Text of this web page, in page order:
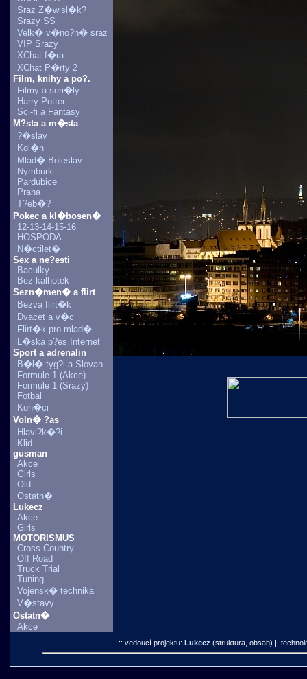
Sraz Z�wisl�k?
Srazy SS
Velk� v�no?n� sraz
VIP Srazy
XChat f�ra
XChat P�rty 2
Film, knihy a po?.
Filmy a seri�ly
Harry Potter
Sci-fi a Fantasy
M?sta a m�sta
?�slav
Kol�n
Mlad� Boleslav
Nymburk
Pardubice
Praha
T?eb�?
Pokec a kl�bosen�
12-13-14-15-16
HOSPODA
N�ctilet�
Sex a ne?esti
Baculky
Bez kalhotek
Sezn�men� a flirt
Bezva flirt�k
Dvacet a v�c
Flirt�k pro mlad�
L�ska p?es Internet
Sport a adrenalin
B�l� tyg?i a Slovan
Formule 1 (Akce)
Formule 1 (Srazy)
Fotbal
Kon�ci
Voln� ?as
Hlavi?k�?i
Klid
gusman
Akce
Girls
Old
Ostatn�
Lukecz
Akce
Girls
MOTORISMUS
Cross Country
Off Road
Truck Trial
Tuning
Vojensk� technika
V�stavy
Ostatn�
Akce
:: vedoucí projektu: Lukecz (struktura, obsah) ||